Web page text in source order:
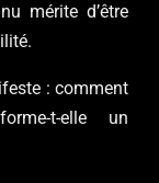
mérite d’être
: comment
t-elle un